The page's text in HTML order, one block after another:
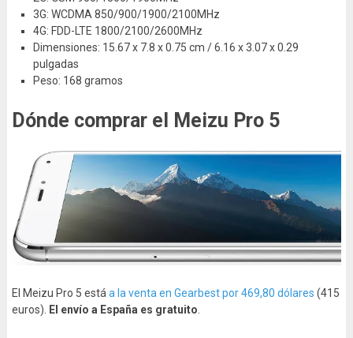
3G: WCDMA 850/900/1900/2100MHz
4G: FDD-LTE 1800/2100/2600MHz
Dimensiones: 15.67 x 7.8 x 0.75 cm / 6.16 x 3.07 x 0.29
pulgadas
Peso: 168 gramos
Dónde comprar el Meizu Pro 5
El Meizu Pro 5 está a la venta en Gearbest por 469,80 dólares (415
euros).
El envío a España es gratuito